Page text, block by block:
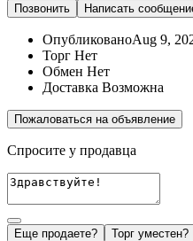
Позвонить Написать
ОпубликованоAug 9,
Торг Нет
Обмен Нет
Доставка Возможна
Пожаловаться на объявление
Спросите у продавца
Еще продаете? Торг уместен?